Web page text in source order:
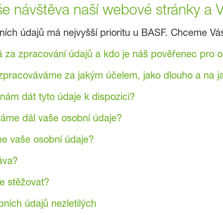
návštěva naší webové stránky a
údajů má nejvyšší prioritu u BASF. Chceme
za zpracování údajů a kdo je náš pověřenec pro
za jakým účelem, jako dlouho a na
dát tyto údaje k dispozici?
dál vaše osobní údaje?
vaše osobní údaje?
stěžovat?
údajů nezletilých